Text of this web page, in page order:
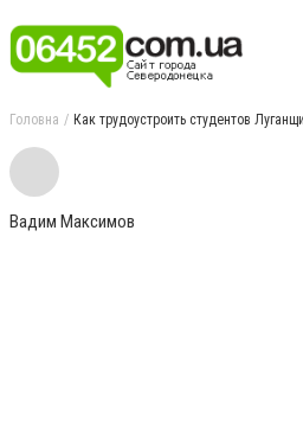
Головна Как трудоустроить студентов
Вадим Максимов